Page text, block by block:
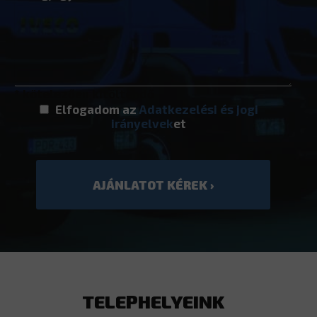
Elfogadom az Adatkezelési és jogi
irányelveket
TELEPHELYEINK